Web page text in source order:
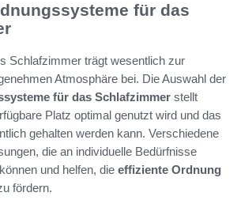
für das
Schlafzimmer trägt wesentlich zur
Atmosphäre bei. Die Auswahl der
für das Schlafzimmer stellt
Platz optimal genutzt wird und das
gehalten werden kann. Verschiedene
die an individuelle Bedürfnisse
und helfen, die effiziente Ordnung
fördern.